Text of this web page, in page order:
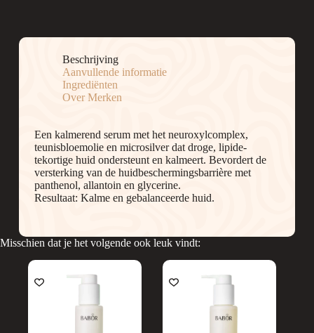
Beschrijving
Aanvullende informatie
Ingrediënten
Over Merken
Een kalmerend serum met het neuroxylcomplex,
teunisbloemolie en microsilver dat droge, lipide-
tekortige huid ondersteunt en kalmeert. Bevordert de
versterking van de huidbeschermingsbarrière met
panthenol, allantoin en glycerine.
Resultaat: Kalme en gebalanceerde huid.
Misschien dat je het volgende ook leuk vindt: